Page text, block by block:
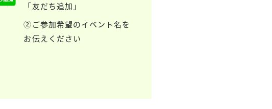
「友だち追加」
②ご参加希望のイベント名を
お伝えください